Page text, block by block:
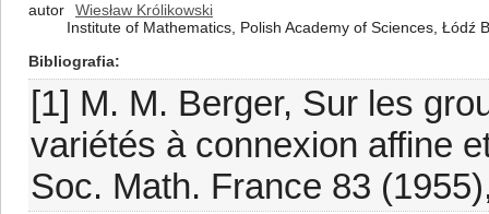
autor
Wiesław Królikowski
Institute of Mathematics, Polish Academy of Sciences, Łódź
Bibliografia
[1] M. M. Berger, Sur les
variétés à connexion affine
Soc. Math. France 83